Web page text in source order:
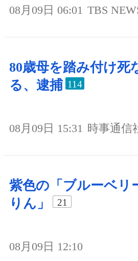
08月09日 06:01 TBS
80歳母を踏み付け死
る、逮捕 114
08月09日 15:31 時事通信
紫色の「ブルーベリ
りん」
21
08月09日 12:10